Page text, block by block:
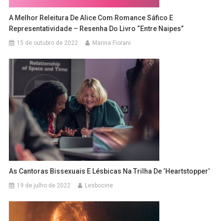
A Melhor Releitura De Alice Com Romance Sáfico E
Representatividade – Resenha Do Livro “Entre Naipes”
15 de outubro de 2022 Marina Fiorani
As Cantoras Bissexuais E Lésbicas Na Trilha De ‘Heartstopper’
19 de julho de 2022 Lesbocine